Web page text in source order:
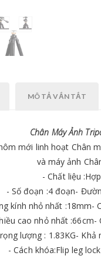
MÔ TẢ VẮN TẮT
Chân Máy Ảnh
mới linh hoạt Chân
và máy ảnh
- Chất liệu
- Số đoạn :4 đoạn-
kính nhỏ nhất :18mm-
cao nhỏ nhất :66cm-
lượng : 1.83KG-
- Cách khóa:Flip leg